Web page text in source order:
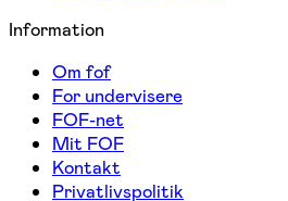
Information
Om fof
For undervisere
FOF-net
Mit FOF
Kontakt
Privatlivspolitik